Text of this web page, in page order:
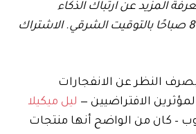
المزيد عن ارتباك الذكاء
يصل إلى صناديق البريد الوارد لمشتركينا في الساعة 8 صباحًا بالتوقيت الشرقي. الاشتراك
النظر عن الانفجارات
الافتراضيين — ليل ميكيلا
– كان من الواضح أنها منتجات